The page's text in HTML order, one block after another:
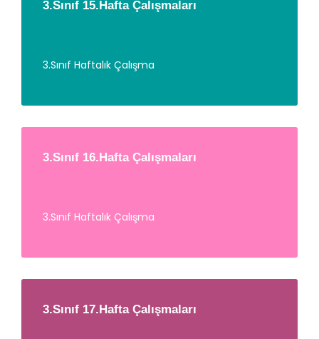
3.Sınıf 15.Hafta Çalışmaları
3.Sınıf Haftalık Çalışma
3.Sınıf 16.Hafta Çalışmaları
3.Sınıf Haftalık Çalışma
3.Sınıf 17.Hafta Çalışmaları